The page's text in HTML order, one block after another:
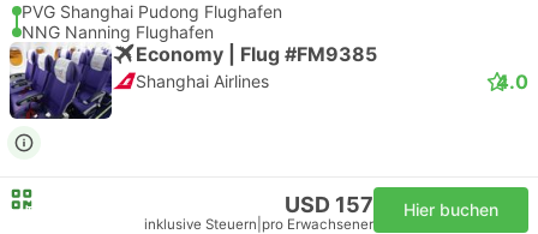
PVG Shanghai Pudong Flughafen
NNG Nanning Flughafen
Economy | Flug #FM9385
Shanghai Airlines 4.0
USD 157
inklusive Steuern pro Erwachsener
Hier buchen